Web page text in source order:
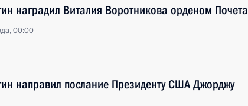
наградил Виталия Воротникова орденом Почета
00:00
направил послание Президенту США Джорджу